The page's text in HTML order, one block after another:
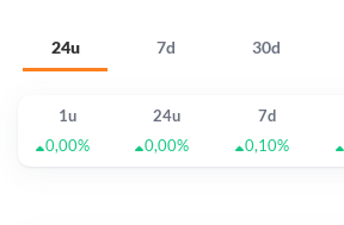
24u 7d 30d
1u 24u 7d
0,00%
0,00% 0,10%